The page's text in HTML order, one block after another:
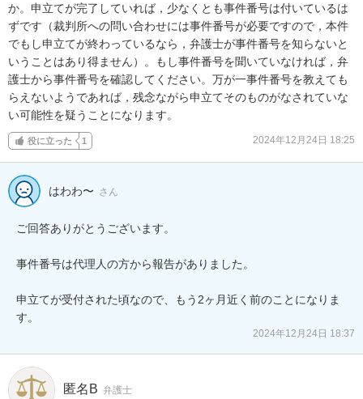
か。申立てが完了していれば，少なくとも事件番号は付いているは
ずです（裁判所への問い合わせには事件番号が必要ですので，本件
でもし申立てが終わっているなら，弁護士が事件番号を知らないと
いうことはあり得ません）。もし事件番号を聞いていなければ，弁
護士から事件番号を確認してください。万が一事件番号を教えても
らえないようであれば，残念ながら申立てそのものがなされていな
い可能性を疑うことになります。
役に立った 1 2024年12月24日 18:25
はわわ〜 さん
ご回答ありがとうございます。
事件番号は代理人の方から報告がありました。
申立てが受付された頃なので、もう2ヶ月近く前のことになりま
す。
2024年12月24日 18:37
匿名B 弁護士